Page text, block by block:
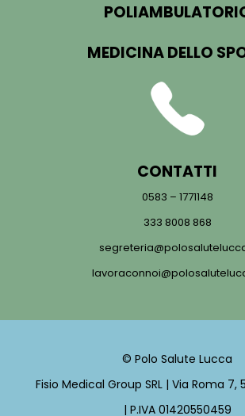
MEDICINA DELLO
CONTATTI
0583 – 1771148
333 8008 868
© Polo Salute Lucca
Fisio Medical Group SRL | Via Roma 7,
| P.IVA 01420550459